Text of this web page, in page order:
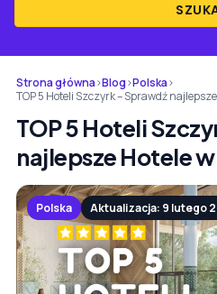
Strona główna›Blog›Polska›
TOP 5 Hoteli Szczyrk – Sprawdź
TOP 5 Hoteli
najlepsze Hotele
Polska Aktualizacja: 9 lutego